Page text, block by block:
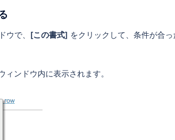
ウで、 [この書式] をクリックして、条件が合
ィンドウ内に表示されます。